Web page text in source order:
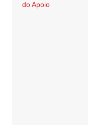
do Apoio